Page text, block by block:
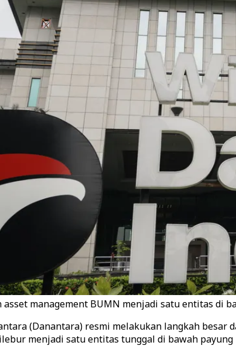
management BUMN menjadi satu entitas di
(Danantara) resmi melakukan langkah
menjadi satu entitas tunggal di bawah